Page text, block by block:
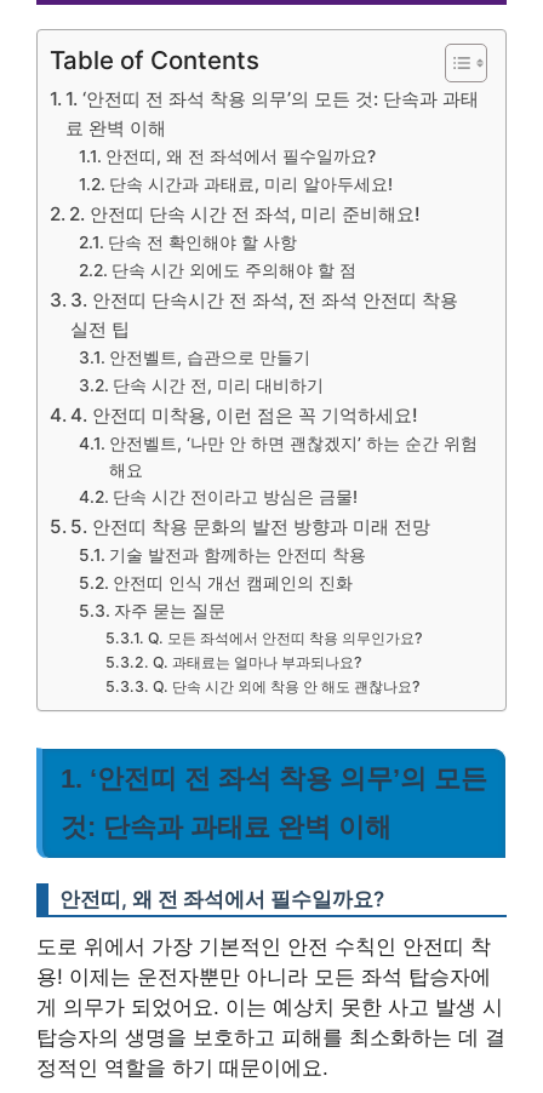
Table of Contents
1. ‘안전띠 전 좌석 착용 의무’의 모든 것: 단속과 과태
료 완벽 이해
안전띠, 왜 전 좌석에서 필수일까요?
단속 시간과 과태료, 미리 알아두세요!
2. 안전띠 단속 시간 전 좌석, 미리 준비해요!
단속 전 확인해야 할 사항
단속 시간 외에도 주의해야 할 점
3. 안전띠 단속시간 전 좌석, 전 좌석 안전띠 착용
실전 팁
안전벨트, 습관으로 만들기
단속 시간 전, 미리 대비하기
4. 안전띠 미착용, 이런 점은 꼭 기억하세요!
안전벨트, ‘나만 안 하면 괜찮겠지’ 하는 순간 위험
해요
단속 시간 전이라고 방심은 금물!
5. 안전띠 착용 문화의 발전 방향과 미래 전망
기술 발전과 함께하는 안전띠 착용
안전띠 인식 개선 캠페인의 진화
자주 묻는 질문
Q. 모든 좌석에서 안전띠 착용 의무인가요?
Q. 과태료는 얼마나 부과되나요?
Q. 단속 시간 외에 착용 안 해도 괜찮나요?
1. ‘안전띠 전 좌석 착용 의무’의 모든
것: 단속과 과태료 완벽 이해
안전띠, 왜 전 좌석에서 필수일까요?
도로 위에서 가장 기본적인 안전 수칙인 안전띠 착
용! 이제는 운전자뿐만 아니라 모든 좌석 탑승자에
게 의무가 되었어요. 이는 예상치 못한 사고 발생 시
탑승자의 생명을 보호하고 피해를 최소화하는 데 결
정적인 역할을 하기 때문이에요.